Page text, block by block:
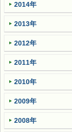
2014年
2013年
2012年
2011年
2010年
2009年
2008年